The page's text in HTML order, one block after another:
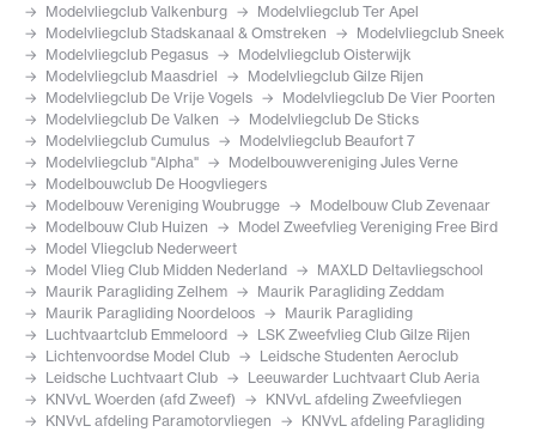
Modelvliegclub Valkenburg
Modelvliegclub Ter Apel
Modelvliegclub Stadskanaal & Omstreken
Modelvliegclub Sneek
Modelvliegclub Pegasus
Modelvliegclub Oisterwijk
Modelvliegclub Maasdriel
Modelvliegclub Gilze Rijen
Modelvliegclub De Vrije Vogels
Modelvliegclub De Vier Poorten
Modelvliegclub De Valken
Modelvliegclub De Sticks
Modelvliegclub Cumulus
Modelvliegclub Beaufort 7
Modelvliegclub "Alpha"
Modelbouwvereniging Jules Verne
Modelbouwclub De Hoogvliegers
Modelbouw Vereniging Woubrugge
Modelbouw Club Zevenaar
Modelbouw Club Huizen
Model Zweefvlieg Vereniging Free Bird
Model Vliegclub Nederweert
Model Vlieg Club Midden Nederland
MAXLD Deltavliegschool
Maurik Paragliding Zelhem
Maurik Paragliding Zeddam
Maurik Paragliding Noordeloos
Maurik Paragliding
Luchtvaartclub Emmeloord
LSK Zweefvlieg Club Gilze Rijen
Lichtenvoordse Model Club
Leidsche Studenten Aeroclub
Leidsche Luchtvaart Club
Leeuwarder Luchtvaart Club Aeria
KNVvL Woerden (afd Zweef)
KNVvL afdeling Zweefvliegen
KNVvL afdeling Paramotorvliegen
KNVvL afdeling Paragliding